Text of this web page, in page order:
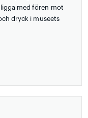
med fören mot
dryck i museets